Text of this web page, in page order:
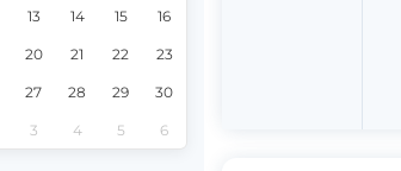
13 14 15 16
20 21 22 23
27 28 29 30
3 4 5 6